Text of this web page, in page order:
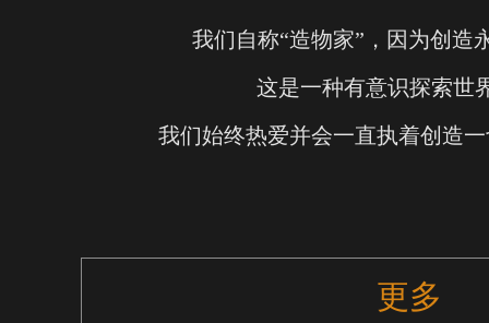
我们自称“造物家”，因为创造
这是一种有意识探索世
我们始终热爱并会一直执着创造
更多